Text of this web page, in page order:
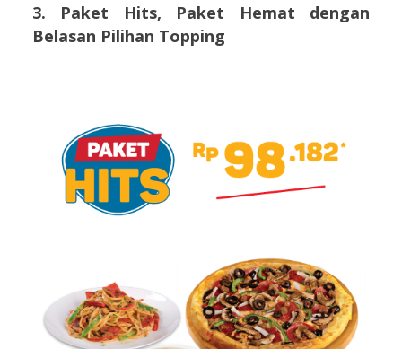
3. Paket Hits, Paket Hemat dengan
Belasan Pilihan Topping